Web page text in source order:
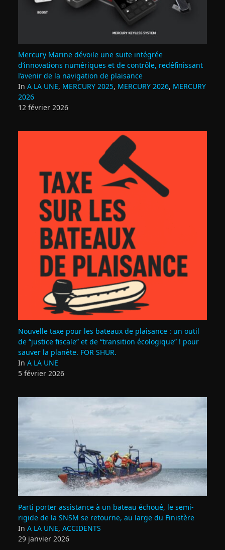
Mercury Marine dévoile une suite intégrée
d’innovations numériques et de contrôle, redéfinissant
l’avenir de la navigation de plaisance
In A LA UNE, MERCURY 2025, MERCURY 2026, MERCURY
2026
12 février 2026
Nouvelle taxe pour les bateaux de plaisance : un outil
de “justice fiscale” et de “transition écologique” ! pour
sauver la planète. FOR SHUR.
In A LA UNE
5 février 2026
Parti porter assistance à un bateau échoué, le semi-
rigide de la SNSM se retourne, au large du Finistère
In A LA UNE, ACCIDENTS
29 janvier 2026